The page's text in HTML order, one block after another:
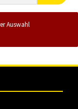
Auswahl